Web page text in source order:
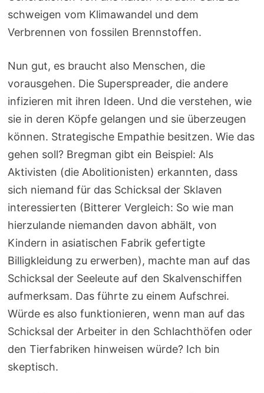
schweigen vom Klimawandel und dem
Verbrennen von fossilen Brennstoffen.
Nun gut, es braucht also Menschen, die
vorausgehen. Die Superspreader, die andere
infizieren mit ihren Ideen. Und die verstehen, wie
sie in deren Köpfe gelangen und sie überzeugen
können. Strategische Empathie besitzen. Wie das
gehen soll? Bregman gibt ein Beispiel: Als
Aktivisten (die Abolitionisten) erkannten, dass
sich niemand für das Schicksal der Sklaven
interessierten (Bitterer Vergleich: So wie man
hierzulande niemanden davon abhält, von
Kindern in asiatischen Fabrik gefertigte
Billigkleidung zu erwerben), machte man auf das
Schicksal der Seeleute auf den Skalvenschiffen
aufmerksam. Das führte zu einem Aufschrei.
Würde es also funktionieren, wenn man auf das
Schicksal der Arbeiter in den Schlachthöfen oder
den Tierfabriken hinweisen würde? Ich bin
skeptisch.